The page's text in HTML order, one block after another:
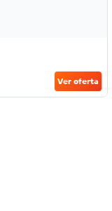
Ver oferta